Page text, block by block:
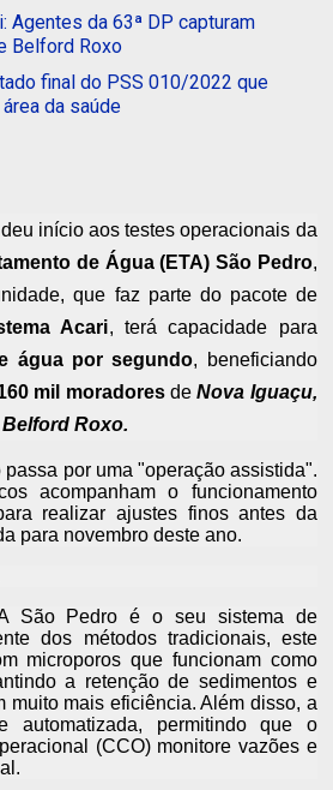
Agentes da 63ª DP capturam
Belford Roxo
final do PSS 010/2022 que
da saúde
início aos testes operacionais da
de Água (ETA) São Pedro,
que faz parte do pacote de
Acari, terá capacidade para
água por segundo, beneficiando
mil moradoresdeNova Iguaçu,
Roxo.
por uma "operação assistida".
acompanham o funcionamento
realizar ajustes finos antes da
para novembro deste ano.
São Pedro é o seu sistema de
dos métodos tradicionais, este
microporos que funcionam como
a retenção de sedimentos e
muito mais eficiência. Além disso, a
automatizada, permitindo que o
(CCO) monitore vazões e